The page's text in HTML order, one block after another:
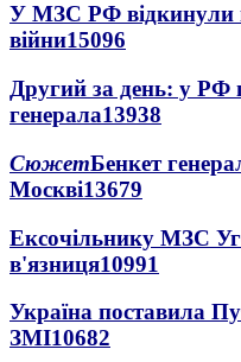
У МЗС РФ відкинули
війни15096
Другий за день: у РФ
генерала13938
СюжетБенкет
Москві13679
Ексочільнику МЗС
в'язниця10991
Україна поставила
ЗМІ10682